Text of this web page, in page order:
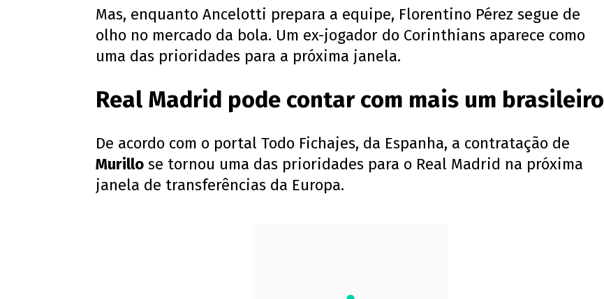
Mas, enquanto Ancelotti prepara a equipe, Florentino Pérez segue de
olho no mercado da bola. Um ex-jogador do Corinthians aparece como
uma das prioridades para a próxima janela.
Real Madrid pode contar com mais um brasileiro
De acordo com o portal Todo Fichajes, da Espanha, a contratação de
Murillo se tornou uma das prioridades para o Real Madrid na próxima
janela de transferências da Europa.